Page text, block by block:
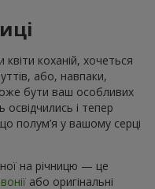
коханій, хочеться
або, навпаки,
бути ваш особливих
і тепер
полум’я у вашому серці
на річницю — це
або оригінальні